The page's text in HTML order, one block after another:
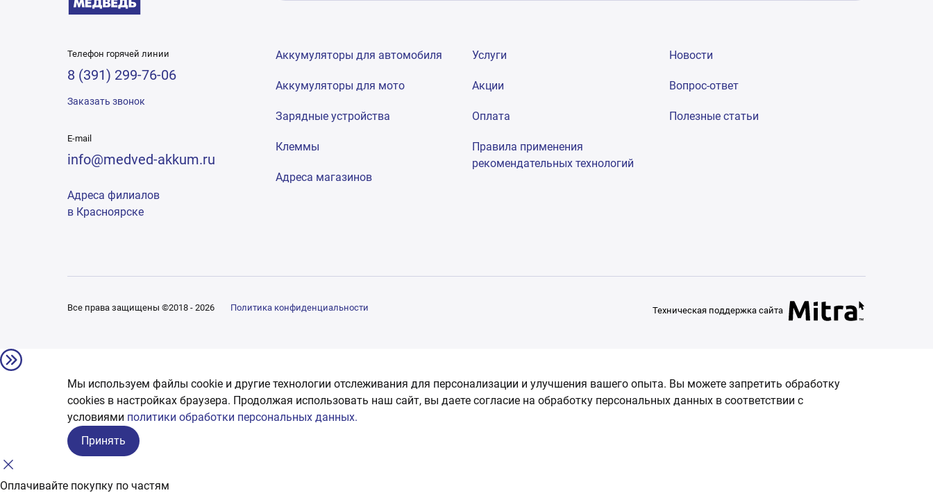
Телефон горячей линии
8 (391) 299-76-06
Заказать звонок
E-mail
info@medved-akkum.ru
Адреса филиалов
в Красноярске
Аккумуляторы для автомобиля
Аккумуляторы для мото
Зарядные устройства
Клеммы
Адреса магазинов
Услуги
Акции
Оплата
Правила применения
рекомендательных технологий
Новости
Вопрос-ответ
Полезные статьи
Все права защищены ©2018 - 2026 Политика конфиденциальности Техническая поддержка сайта
Мы используем файлы cookie и другие технологии отслеживания для персонализации и улучшения вашего опыта. Вы можете запретить обработку
сookies в настройках браузера. Продолжая использовать наш сайт, вы даете согласие на обработку персональных данных в соответствии с
условиями политики обработки персональных данных.
Принять
Оплачивайте покупку по частям